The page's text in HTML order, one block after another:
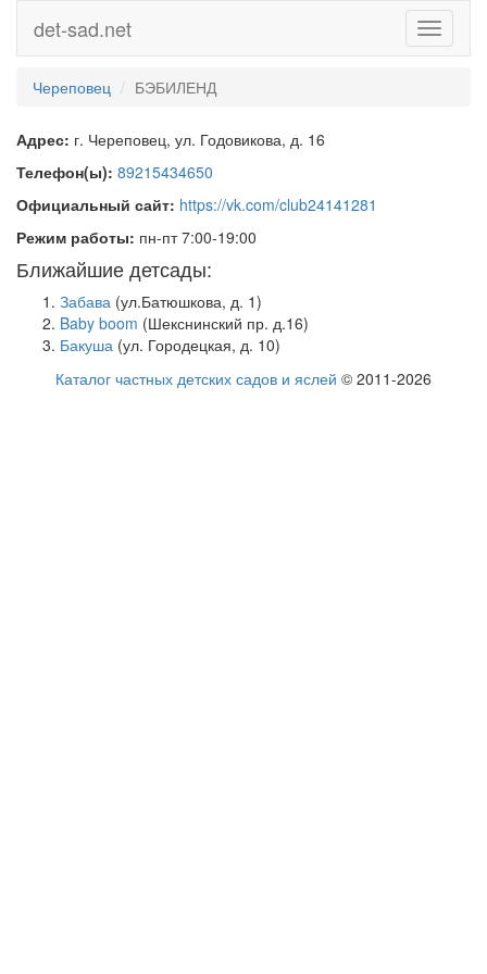
Toggle
det-sad.net
Череповец БЭБИЛЕНД
Адрес: г. Череповец, ул. Годовикова, д. 16
Телефон(ы): 89215434650
Официальный сайт: https://vk.com/club24141281
Режим работы: пн-пт 7:00-19:00
Ближайшие детсады:
Забава (ул.Батюшкова, д. 1)
Baby boom (Шекснинский пр. д.16)
Бакуша (ул. Городецкая, д. 10)
Каталог частных детских садов и яслей © 2011-2026